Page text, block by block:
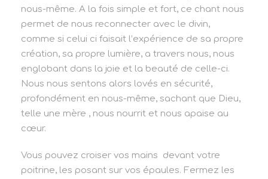
nous-même. A la fois simple et fort, ce chant nous
permet de nous reconnecter avec le divin,
comme si celui ci faisait l’expérience de sa propre
création, sa propre lumière, a travers nous, nous
englobant dans la joie et la beauté de celle-ci.
Nous nous sentons alors lovés en sécurité,
profondément en nous-même, sachant que Dieu,
telle une mère , nous nourrit et nous apaise au
cœur.
Vous pouvez croiser vos mains devant votre
poitrine, les posant sur vos épaules. Fermez les